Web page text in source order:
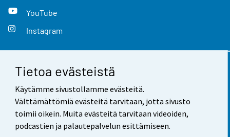
Tietoa evästeistä
Käytämme sivustollamme evästeitä.
Välttämättömiä evästeitä tarvitaan, jotta sivusto
toimii oikein. Muita evästeitä tarvitaan videoiden,
podcastien ja palautepalvelun esittämiseen.
YouTube
Instagram
Yhteystiedot
Palaute
Käyttöehdot